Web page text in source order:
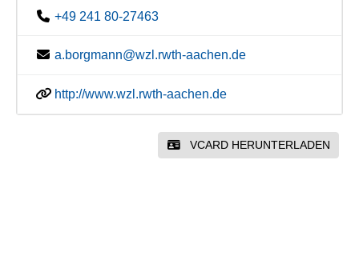
+49 241 80-27463
a.borgmann@wzl.rwth-aachen.de
http://www.wzl.rwth-aachen.de
VCARD HERUNTERLADEN